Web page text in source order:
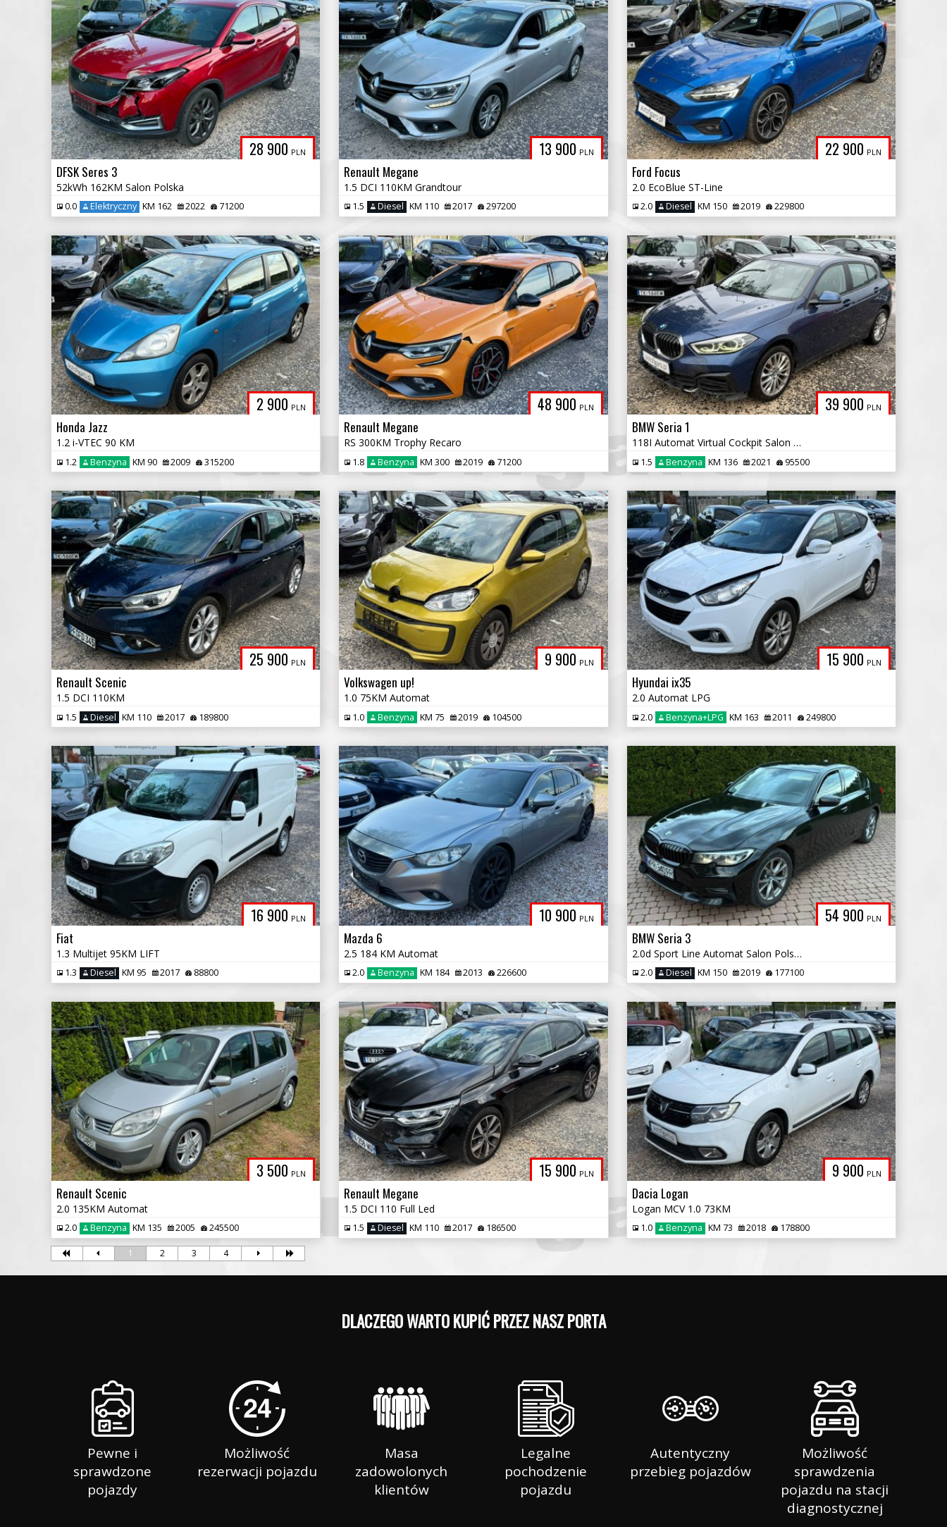
28 900 PLN
DFSK Seres 3
52kWh 162KM Salon Polska
0.0 Elektryczny KM 162 2022 71200
13 900 PLN
Renault Megane
1.5 DCI 110KM Grandtour
1.5 Diesel KM 110 2017 297200
22 900 PLN
Ford Focus
2.0 EcoBlue ST-Line
2.0 Diesel KM 150 2019 229800
2 900 PLN
Honda Jazz
1.2 i-VTEC 90 KM
1.2 Benzyna KM 90 2009 315200
48 900 PLN
Renault Megane
RS 300KM Trophy Recaro
1.8 Benzyna KM 300 2019 71200
39 900 PLN
BMW Seria 1
118I Automat Virtual Cockpit Salon Polska
1.5 Benzyna KM 136 2021 95500
25 900 PLN
Renault Scenic
1.5 DCI 110KM
1.5 Diesel KM 110 2017 189800
9 900 PLN
Volkswagen up!
1.0 75KM Automat
1.0 Benzyna KM 75 2019 104500
15 900 PLN
Hyundai ix35
2.0 Automat LPG
2.0 Benzyna+LPG KM 163 2011 249800
16 900 PLN
Fiat
1.3 Multijet 95KM LIFT
1.3 Diesel KM 95 2017 88800
10 900 PLN
Mazda 6
2.5 184 KM Automat
2.0 Benzyna KM 184 2013 226600
54 900 PLN
BMW Seria 3
2.0d Sport Line Automat Salon Polska
2.0 Diesel KM 150 2019 177100
3 500 PLN
Renault Scenic
2.0 135KM Automat
2.0 Benzyna KM 135 2005 245500
15 900 PLN
Renault Megane
1.5 DCI 110 Full Led
1.5 Diesel KM 110 2017 186500
9 900 PLN
Dacia Logan
Logan MCV 1.0 73KM
1.0 Benzyna KM 73 2018 178800
1 2 3 4
DLACZEGO WARTO KUPIĆ
Pewne i
sprawdzone
pojazdy
Możliwość
rezerwacji pojazdu
Masa
zadowolonych
klientów
Legalne
pochodzenie
pojazdu
Autentyczny
przebieg pojazdów
Możliwość
sprawdzenia
pojazdu na stacji
diagnostycznej